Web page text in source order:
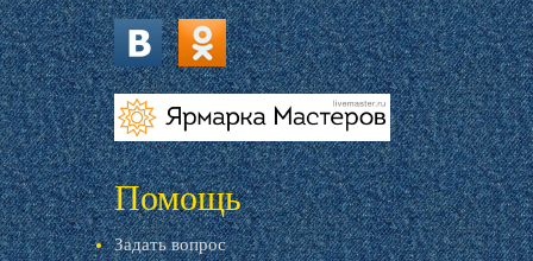
vk.com ok.ru
livemaster.ru
Помощь
Задать вопрос